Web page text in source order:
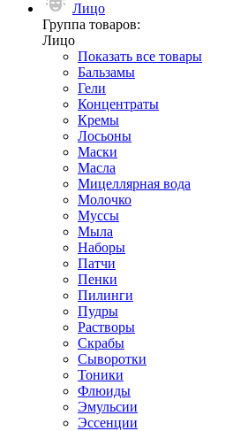
Лицо
Группа товаров:
Лицо
Показать все товары
Бальзамы
Гели
Концентраты
Кремы
Лосьоны
Маски
Масла
Мицеллярная вода
Молочко
Муссы
Мыла
Наборы
Патчи
Пенки
Пилинги
Пудры
Растворы
Скрабы
Сыворотки
Тоники
Флюиды
Эмульсии
Эссенции